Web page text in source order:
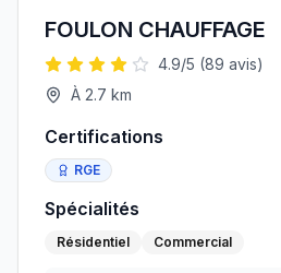
FOULON CHAUFFAGE
4.9/5 (89 avis)
À 2.7 km
Certifications
RGE
Spécialités
Résidentiel Commercial